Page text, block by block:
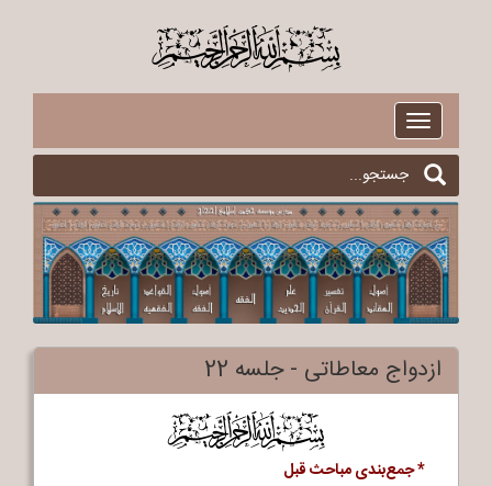
$
Toggle
navigation
ازدواج معاطاتی - جلسه 22
$* جمع‌بندی مباحث قبل